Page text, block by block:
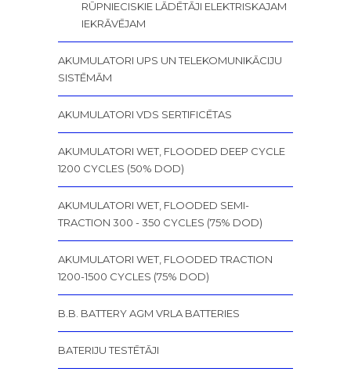
RŪPNIECISKIE LĀDĒTĀJI ELEKTRISKAJAM
IEKRĀVĒJAM
AKUMULATORI UPS UN TELEKOMUNIKĀCIJU
SISTĒMĀM
AKUMULATORI VDS SERTIFICĒTAS
AKUMULATORI WET, FLOODED DEEP CYCLE
1200 CYCLES (50% DOD)
AKUMULATORI WET, FLOODED SEMI-
TRACTION 300 - 350 CYCLES (75% DOD)
AKUMULATORI WET, FLOODED TRACTION
1200-1500 CYCLES (75% DOD)
B.B. BATTERY AGM VRLA BATTERIES
BATERIJU TESTĒTĀJI